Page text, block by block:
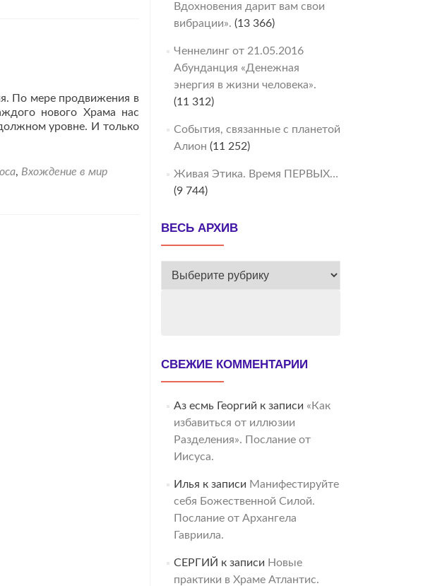
По мере продвижения в
нового Храма нас
уровне. И только
, Вхождение в мир
Вдохновения дарит вам свои
вибрации». (13 366)
Ченнелинг от 21.05.2016
Абунданция «Денежная
энергия в жизни человека».
(11 312)
События, связанные с планетой
Алион (11 252)
Живая Этика. Время ПЕРВЫХ…
(9 744)
ВЕСЬ АРХИВ
ВЕСЬ
СВЕЖИЕ КОММЕНТАРИИ
Аз есмь Георгий к записи «Как
избавиться от иллюзии
Разделения». Послание от
Иисуса.
Илья к записи Манифестируйте
себя Божественной Силой.
Послание от Архангела
Гавриила.
СЕРГИЙ к записи Новые
практики в Храме Атлантис.